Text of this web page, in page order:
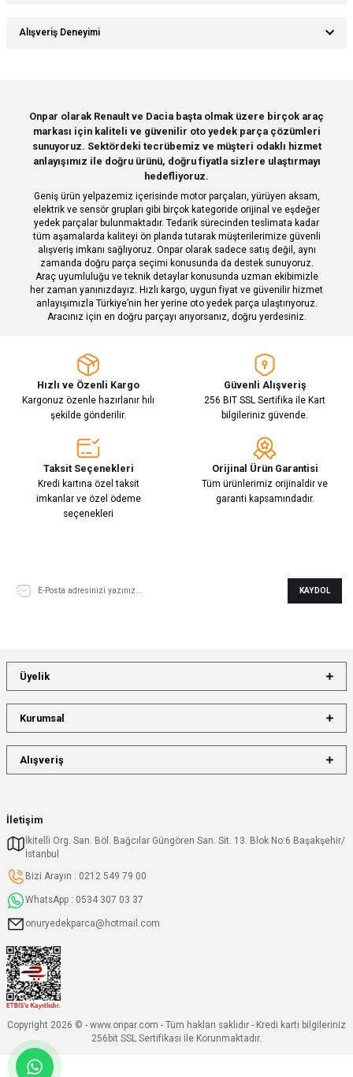
Bu ürünün fiyat bilgisi, resim, ürün açıklamalarında ve diğer konularda
yetersiz gördüğünüz noktaları öneri formunu kullanarak tarafımıza
Ürün resmi kalitesiz, bozuk veya görüntülenemiyor.
Ürün açıklamasında eksik bilgiler bulunuyor.
Ürün bilgilerinde hatalar bulunuyor.
Ürün fiyatı diğer sitelerden daha pahalı.
Bu ürüne benzer farklı alternatifler olmalı.
Gönder
Alışveriş Deneyimi
Deneyimini Paylaş
Onpar olarak Renault ve Dacia başta olmak üzere birçok araç
markası için kaliteli ve güvenilir oto yedek parça çözümleri
sunuyoruz. Sektördeki tecrübemiz ve müşteri odaklı hizmet
anlayışımız ile doğru ürünü, doğru fiyatla sizlere ulaştırmayı
hedefliyoruz.
Geniş ürün yelpazemiz içerisinde motor parçaları, yürüyen aksam,
elektrik ve sensör grupları gibi birçok kategoride orijinal ve eşdeğer
yedek parçalar bulunmaktadır. Tedarik sürecinden teslimata kadar
tüm aşamalarda kaliteyi ön planda tutarak müşterilerimize güvenli
alışveriş imkanı sağlıyoruz. Onpar olarak sadece satış değil, aynı
zamanda doğru parça seçimi konusunda da destek sunuyoruz.
Araç uyumluluğu ve teknik detaylar konusunda uzman ekibimizle
her zaman yanınızdayız. Hızlı kargo, uygun fiyat ve güvenilir hizmet
anlayışımızla Türkiye’nin her yerine oto yedek parça ulaştırıyoruz.
Aracınız için en doğru parçayı arıyorsanız, doğru yerdesiniz.
Hızlı ve Özenli Kargo
Kargonuz özenle hazırlanır hılı
şekilde gönderilir.
Güvenli Alışveriş
256 BIT SSL Sertifika ile Kart
bilgileriniz güvende.
Taksit Seçenekleri
Kredi kartına özel taksit
imkanlar ve özel ödeme
seçenekleri
Orijinal Ürün Garantisi
Tüm ürünlerimiz orijinaldir ve
garanti kapsamındadır.
KAYDOL
İletişim
İkitelli Org. San. Böl. Bağcılar Güngören San. Sit. 13. Blok No:6 Başakşehir/
İstanbul
Bizi Arayın : 0212 549 79 00
WhatsApp : 0534 307 03 37
onuryedekparca@hotmail.com
Üyelik
Kurumsal
Alışveriş
Copyright 2026 © - www.onpar.com - Tüm hakları saklıdır - Kredi kartı bilgileriniz
256bit SSL Sertifikası ile Korunmaktadır.